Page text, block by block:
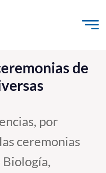
de
por
ceremonias
Biología,